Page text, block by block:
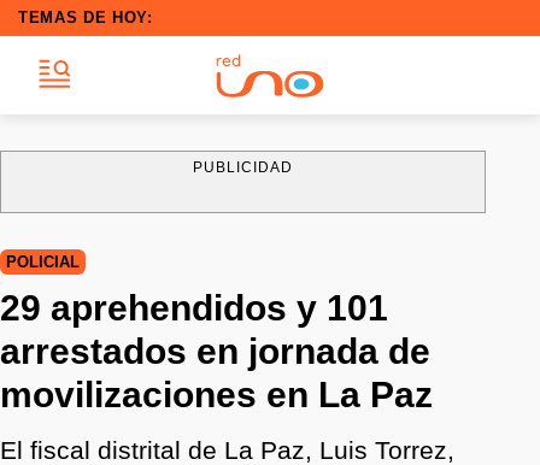
TEMAS DE HOY:
PUBLICIDAD
POLICIAL
29 aprehendidos y 101
arrestados en jornada de
movilizaciones en La Paz
El fiscal distrital de La Paz, Luis Torrez,